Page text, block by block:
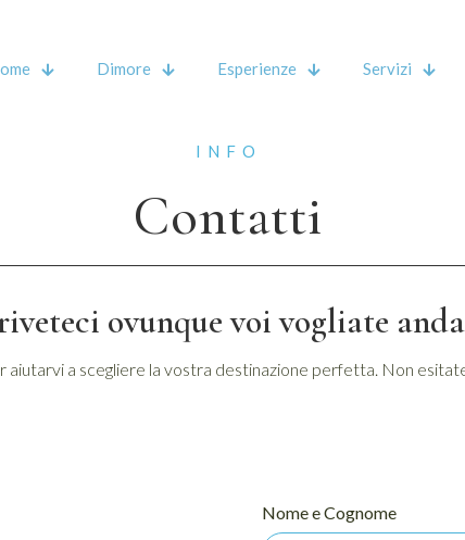
Dimore Esperienze Servizi
INFO
Contatti
ovunque voi vogliate
aiutarvi a scegliere la vostra destinazione perfetta. Non
Nome e Cognome